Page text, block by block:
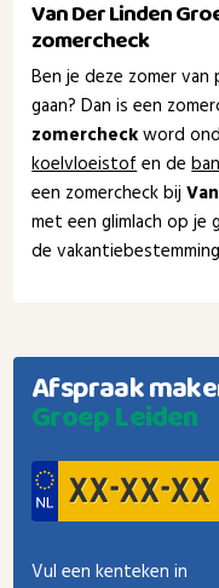
Van Der Linden
zomercheck
Ben je deze zomer
gaan? Dan is een
zomercheckword
koelvloeistofen de
een zomercheck bij
met een glimlach op je
de
Afspraak
Groep Leiden
Vul een kenteken in